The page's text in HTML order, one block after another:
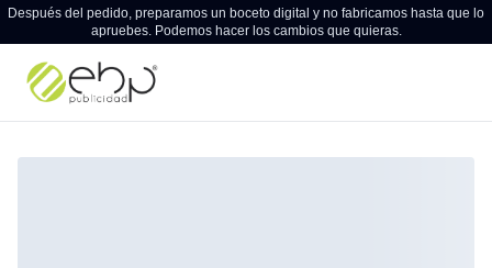
Después del pedido, preparamos un boceto digital y no fabricamos hasta que lo
apruebes. Podemos hacer los cambios que quieras.